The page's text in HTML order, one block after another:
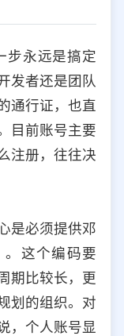
步永远是搞定
发者还是团队
通行证，也直
目前账号主要
注册，往往决
是必须提供邓
。这个编码要
期比较长，更
划的组织。对
，个人账号显